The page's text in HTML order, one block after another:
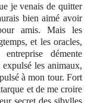
je venais de quitter
bien aimé avoir
amis. Mais les
et les oracles,
démente
les animaux,
à mon tour. Fort
et de me croire
secret des sibylles